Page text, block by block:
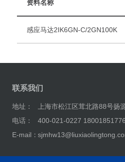
资料名称
感应马达2IK6GN-C/2GN100K
联系我们
地址：
上海市松江区茸北路88号扬
电话：
400-021-0227 18001851776
E-mail：